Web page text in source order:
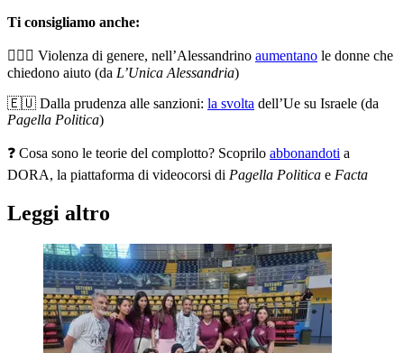
Ti consigliamo anche:
👱🏽‍♀️ Violenza di genere, nell’Alessandrino aumentano le donne che
chiedono aiuto (da L’Unica Alessandria)
🇪🇺 Dalla prudenza alle sanzioni: la svolta dell’Ue su Israele (da
Pagella Politica)
❓ Cosa sono le teorie del complotto? Scoprilo abbonandoti a
DORA, la piattaforma di videocorsi di Pagella Politica e Facta
Leggi altro